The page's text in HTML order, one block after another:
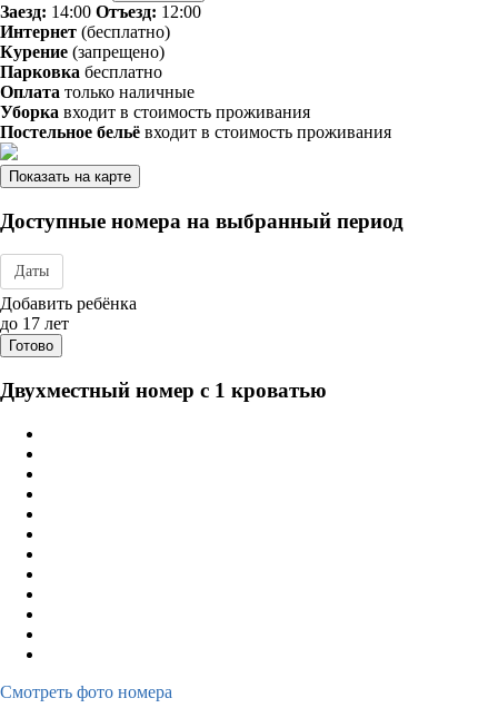
Заезд: 14:00 Отъезд: 12:00
Интернет (бесплатно)
Курение (запрещено)
Парковка бесплатно
Оплата только наличные
Уборка входит в стоимость проживания
Постельное бельё входит в стоимость проживания
Показать на карте
Доступные номера на выбранный период
Даты
Дата заезда - отъезда
Добавить ребёнка
до 17 лет
Готово
Двухместный номер с 1 кроватью
Смотреть фото номера